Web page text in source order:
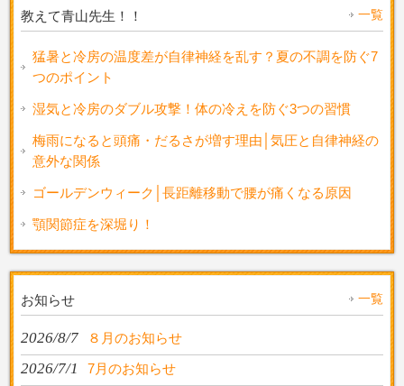
教えて青山先生！！ 一覧
猛暑と冷房の温度差が自律神経を乱す？夏の不調を防ぐ7
つのポイント
湿気と冷房のダブル攻撃！体の冷えを防ぐ3つの習慣
梅雨になると頭痛・だるさが増す理由│気圧と自律神経の
意外な関係
ゴールデンウィーク│長距離移動で腰が痛くなる原因
顎関節症を深堀り！
お知らせ 一覧
2026/8/7 ８月のお知らせ
2026/7/1 7月のお知らせ